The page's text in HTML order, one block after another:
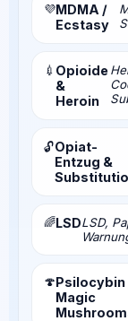
💜MDMA /
Ecstasy
💉 Opioide
&
Heroin
🔓Opiat-
Entzug &
🌈LSDLSD,
🍄Psilocybin
Magic